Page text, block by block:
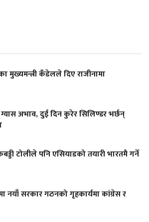
मुख्यमन्त्री कँडेलले दिए राजीनामा
अभाव, दुई दिन कुरेर सिलिण्डर भर्छन्
टोलीले पनि एसियाडको तयारी भारतमै गर्ने
नयाँ सरकार गठनको गृहकार्यमा कांग्रेस र